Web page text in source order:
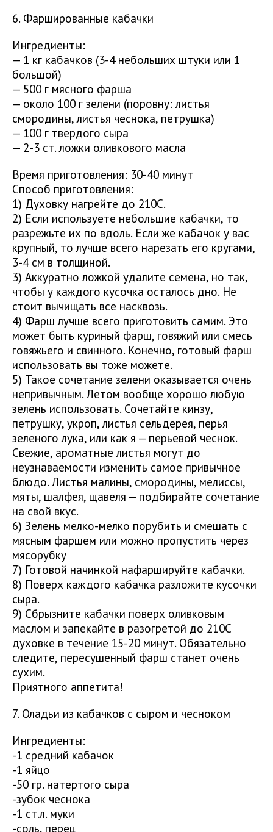
6. Фаршированные кабачки
Ингредиенты:
— 1 кг кабачков (3-4 небольших штуки или 1
большой)
— 500 г мясного фарша
— около 100 г зелени (поровну: листья
смородины, листья чеснока, петрушка)
— 100 г твердого сыра
— 2-3 ст. ложки оливкового масла
Время приготовления: 30-40 минут
Способ приготовления:
1) Духовку нагрейте до 210С.
2) Если используете небольшие кабачки, то
разрежьте их по вдоль. Если же кабачок у вас
крупный, то лучше всего нарезать его кругами,
3-4 см в толщиной.
3) Аккуратно ложкой удалите семена, но так,
чтобы у каждого кусочка осталось дно. Не
стоит вычищать все насквозь.
4) Фарш лучше всего приготовить самим. Это
может быть куриный фарш, говяжий или смесь
говяжьего и свинного. Конечно, готовый фарш
использовать вы тоже можете.
5) Такое сочетание зелени оказывается очень
непривычным. Летом вообще хорошо любую
зелень использовать. Сочетайте кинзу,
петрушку, укроп, листья сельдерея, перья
зеленого лука, или как я — перьевой чеснок.
Свежие, ароматные листья могут до
неузнаваемости изменить самое привычное
блюдо. Листья малины, смородины, мелиссы,
мяты, шалфея, щавеля — подбирайте сочетание
на свой вкус.
6) Зелень мелко-мелко порубить и смешать с
мясным фаршем или можно пропустить через
мясорубку
7) Готовой начинкой нафаршируйте кабачки.
8) Поверх каждого кабачка разложите кусочки
сыра.
9) Сбрызните кабачки поверх оливковым
маслом и запекайте в разогретой до 210С
духовке в течение 15-20 минут. Обязательно
следите, пересушенный фарш станет очень
сухим.
Приятного аппетита!
7. Оладьи из кабачков с сыром и чесноком
Ингредиенты:
-1 средний кабачок
-1 яйцо
-50 гр. натертого сыра
-зубок чеснока
-1 ст.л. муки
-соль, перец